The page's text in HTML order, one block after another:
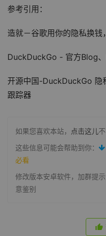
参考引用：
造就－谷歌用你的隐私换钱
DuckDuckGo - 官方Blog
开源中国-DuckDuckGo 隐
跟踪器
如果您喜欢本站， 点击这儿
这些信息可能会帮助到你：
必看
修改版本安卓软件，加群提示
意鉴别